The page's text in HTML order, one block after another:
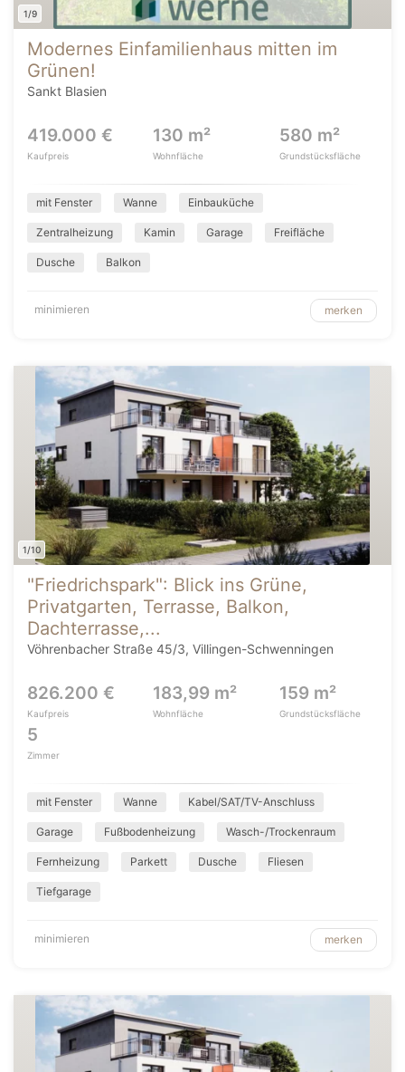
1/9
Modernes Einfamilienhaus mitten im
Grünen!
Sankt Blasien
419.000 €
Kaufpreis
130 m²
Wohnfläche
580 m²
Grundstücksfläche
mit Fenster Wanne Einbauküche
Zentralheizung Kamin Garage Freifläche
Dusche Balkon
minimieren merken
1/10
"Friedrichspark": Blick ins Grüne,
Privatgarten, Terrasse, Balkon,
Dachterrasse,...
Vöhrenbacher Straße 45/3, Villingen-Schwenningen
826.200 €
Kaufpreis
183,99 m²
Wohnfläche
159 m²
Grundstücksfläche
5
Zimmer
mit Fenster Wanne Kabel/SAT/TV-Anschluss
Garage Fußbodenheizung Wasch-/Trockenraum
Fernheizung Parkett Dusche Fliesen
Tiefgarage
minimieren merken